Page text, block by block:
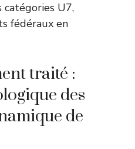
catégories U7,
fédéraux en
traité :
des
de